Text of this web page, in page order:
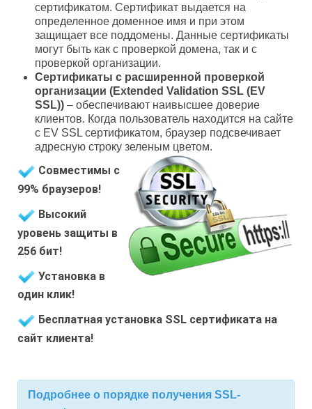
сертификатом. Сертификат выдается на
определенное доменное имя и при этом
защищает все поддомены. Данные сертификаты
могут быть как с проверкой домена, так и с
проверкой организации.
Сертификаты с расширенной проверкой
организации (Extended Validation SSL (EV
SSL)) – обеспечивают наивысшее доверие
клиентов. Когда пользователь находится на сайте
с EV SSL сертификатом, браузер подсвечивает
адресную строку зеленым цветом.
Совместимы с
99% браузеров!
Высокий
уровень защиты в
256 бит!
Установка в
один клик!
Бесплатная установка SSL сертификата на
сайт клиента!
Подробнее о порядке получения SSL-